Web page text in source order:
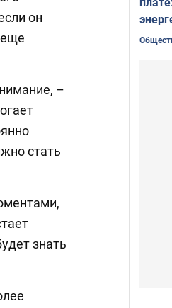
он
–
стать
знать